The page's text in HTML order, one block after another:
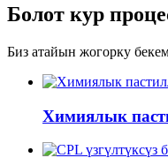
Болот кур
Биз атайын жогорку
Химиялык